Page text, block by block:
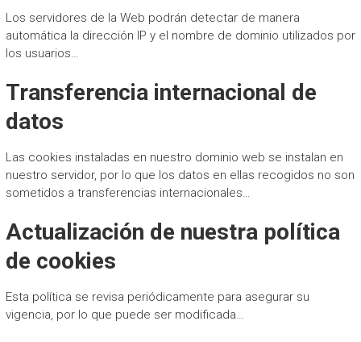
Los servidores de la Web podrán detectar de manera
automática la dirección IP y el nombre de dominio utilizados por
los usuarios…
Transferencia internacional de
datos
Las cookies instaladas en nuestro dominio web se instalan en
nuestro servidor, por lo que los datos en ellas recogidos no son
sometidos a transferencias internacionales…
Actualización de nuestra política
de cookies
Esta política se revisa periódicamente para asegurar su
vigencia, por lo que puede ser modificada…
mejorar la
funcionalidad
y estructura
se usa la web.
Para que
nuestra web
funcione lo
visita. Si
cookies,
funcionalidades
desaparecerán
de la web.